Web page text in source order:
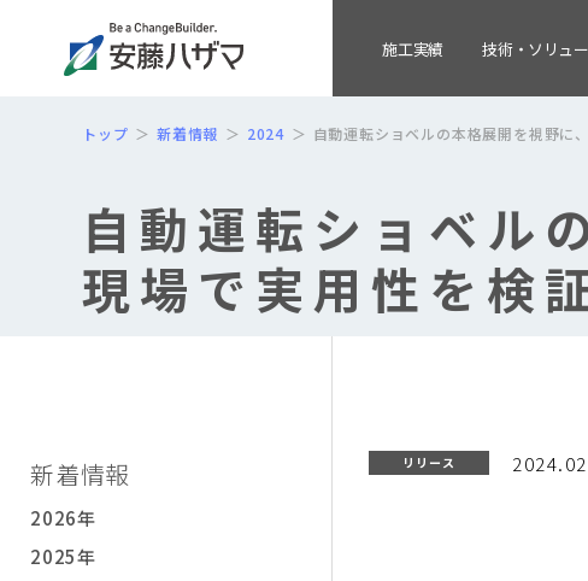
施工実績 技術・ ソリュ
トップ 新着情報 2024 自動運転ショベルの本格展開を視野に
自動運転ショベル
現場で実用性を検
新着情報
2026年
2025年
リリース